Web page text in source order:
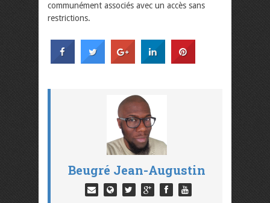
communément associés avec un accès sans
restrictions.
Beugré Jean-Augustin